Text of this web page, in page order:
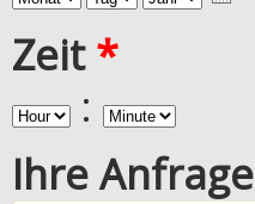
Zeit*
:
Ihre Anfrage